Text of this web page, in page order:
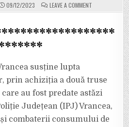
09/12/2023 LEAVE A COMMENT
DOUĂ
TEST
PREDATE
susține lupta
prin achiziția a două truse
au fost predate astăzi
Județean (IPJ) Vrancea,
combaterii consumului de